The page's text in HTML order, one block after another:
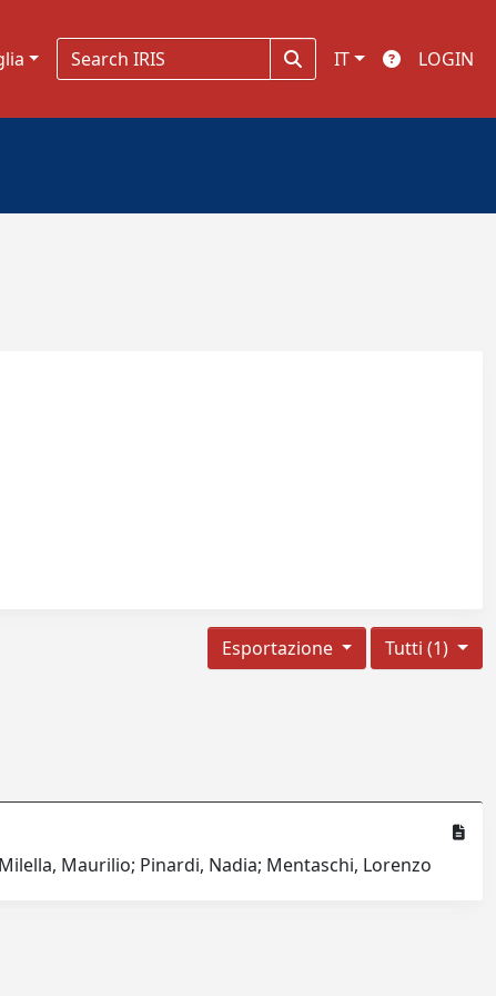
IT LOGIN
Tutti (1)
Esportazione
Maurilio; Pinardi, Nadia; Mentaschi, Lorenzo